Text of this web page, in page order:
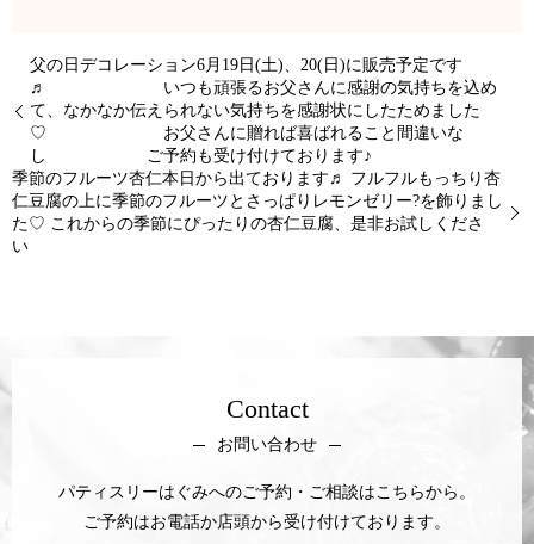
父の日デコレーション6月19日(土)、20(日)に販売予定です
♬ いつも頑張るお父さんに感謝の気持ちを込め
て、なかなか伝えられない気持ちを感謝状にしたためました
♡ お父さんに贈れば喜ばれること間違いな
し ご予約も受け付けております♪
季節のフルーツ杏仁本日から出ております♬ フルフルもっちり杏
仁豆腐の上に季節のフルーツとさっぱりレモンゼリー?を飾りまし
た♡ これからの季節にぴったりの杏仁豆腐、是非お試しくださ
い
Contact
お問い合わせ
パティスリーはぐみへのご予約・ご相談はこちらから。
ご予約はお電話か店頭から受け付けております。